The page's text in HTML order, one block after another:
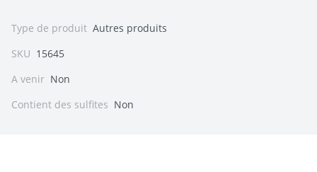
Type de produit Autres produits
SKU 15645
A venir Non
Contient des sulfites Non